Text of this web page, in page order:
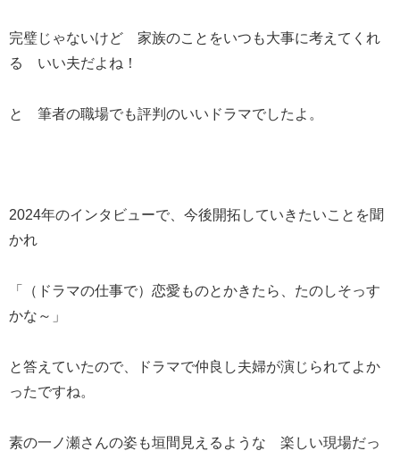
完璧じゃないけど 家族のことをいつも大事に考えてくれ
る いい夫だよね！
と 筆者の職場でも評判のいいドラマでしたよ。
2024年のインタビューで、今後開拓していきたいことを聞
かれ
「（ドラマの仕事で）恋愛ものとかきたら、たのしそっす
かな～」
と答えていたので、ドラマで仲良し夫婦が演じられてよか
ったですね。
素の一ノ瀬さんの姿も垣間見えるような 楽しい現場だっ